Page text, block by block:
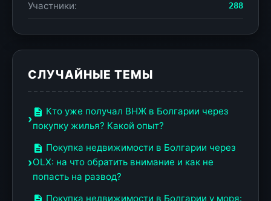
Участники: 288
СЛУЧАЙНЫЕ ТЕМЫ
Кто уже получал ВНЖ в Болгарии через
покупку жилья? Какой опыт?
Покупка недвижимости в Болгарии через
OLX: на что обратить внимание и как не
попасть на развод?
Покупка недвижимости в Болгарии у моря: